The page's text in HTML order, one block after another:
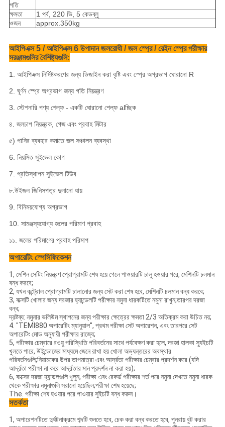
গতি
ক্ষমতা
1 পর্ব, 220 ভি, 5 কেডব্লু
ওজন
approx.350kg
আইপিএক্স 5 / আইপিএক্স 6 উপাদান জলরোধী / জল স্প্রে / রেইন স্প্রে পরীক্ষার
সরঞ্জামগুলির বৈশিষ্ট্যগুলি:
1. আইপিএক্স নির্দিষ্টকরণের জন্য ডিজাইন করা বৃষ্টি এবং স্প্রে অগ্রভাগ ঘোরানো R
2. ঘূর্ণন স্প্রে অগ্রভাগ জন্য গতি নিয়ন্ত্রণ
3. স্টেশনারি পণ্য শেল্ফ - একটি ঘোরানো শেল্ফ alচ্ছিক
৪. জলচাপ নিয়ন্ত্রক, গেজ এবং প্রবাহ মিটার
৫) পানির ব্যবহার কমাতে জল সঞ্চালন ব্যবস্থা
6. নিয়মিত সুইভেল কোণ
7. প্রতিস্থাপন সুইভেল টিউব
৮.উইজল জিনিসপত্র দুলানো যায়
9. বিনিময়যোগ্য অগ্রভাগ
10. সামঞ্জস্যযোগ্য জলের পরিমাণ প্রবাহ
১১. জলের পরিমাণের প্রবাহ পরিমাপ
অপারেটিং স্পেসিফিকেশন
1, মেশিন সেটিং নিয়ন্ত্রণ প্রোগ্রামটি শেষ হয়ে গেলে পাওয়ারটি চালু হওয়ার পরে, মেশিনটি চলমান
বন্ধ করবে;
2, যখন কন্ট্রোল প্রোগ্রামটি চালানোর জন্য সেট করা শেষ হবে, মেশিনটি চলমান বন্ধ করবে;
3, বাক্সটি খোলার জন্য দরজার হ্যান্ডেলটি পরীক্ষার নমুনা ধারকটিতে নমুনা রাখুন;তারপর দরজা
বন্ধ;
দ্রষ্টব্য: নমুনার ভলিউম স্থাপনের জন্য পরীক্ষার ক্ষেত্রের ক্ষমতা 2/3 অতিক্রম করা উচিত নয়;
4. "TEMI880 অপারেটিং ম্যানুয়াল", প্রথম পরীক্ষা সেট অপারেশন, এবং তারপরে সেট
অপারেটিং মোড অনুযায়ী পরীক্ষার রাজ্যে;
5, পরীক্ষার চেম্বারে রওয়ু পরিস্থিতি পরিবর্তনের সাথে পর্যবেক্ষণ করা হলে, দরজা হালকা স্যুইচটি
খুলতে পারে, উইন্ডোজের মাধ্যমে জেনে রাখা হয় খোলা অভ্যন্তরের অবস্থার
পরিবর্তনগুলি;নিয়ামকের উপর তাপমাত্রা এবং আর্দ্রতা পরীক্ষার চেম্বার প্রদর্শন করে (যদি
আর্দ্রতা পরীক্ষা না করে আর্দ্রতার মান প্রদর্শন না করা হয়);
6, বাক্সের দরজা হ্যান্ডলগুলি খুলুন, পরীক্ষা এবং রেকর্ড পরীক্ষার শর্ত পরে নমুনা দেখতে নমুনা ধারক
থেকে পরীক্ষার নমুনাগুলি সরানো হয়েছিল;পরীক্ষা শেষ হয়েছে;
The. পরীক্ষা শেষ হওয়ার পরে পাওয়ার সুইচটি বন্ধ করুন।
সতর্কতা
1, অপারেশনটিতে দুর্ঘটনাক্রমে শব্দটি শুনতে হবে, চেক করা বন্ধ করতে হবে, পুনরায় বুট করার